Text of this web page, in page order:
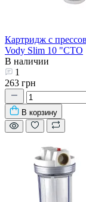
Картридж с
Vody Slim 10 "СТО
В наличии
1
263 грн
В корзину